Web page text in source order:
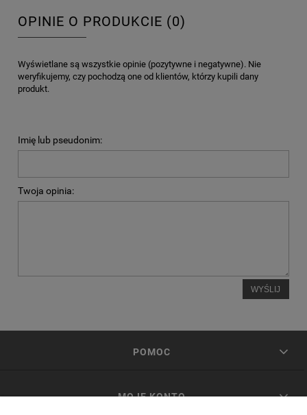
OPINIE O PRODUKCIE (0)
Wyświetlane są wszystkie opinie (pozytywne i negatywne). Nie
weryfikujemy, czy pochodzą one od klientów, którzy kupili dany
produkt.
Imię lub pseudonim:
Twoja opinia:
WYŚLIJ
POMOC
MOJE KONTO